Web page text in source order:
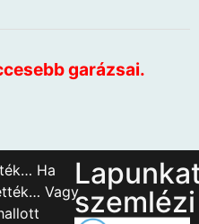
Ha
Vagyszemlézi